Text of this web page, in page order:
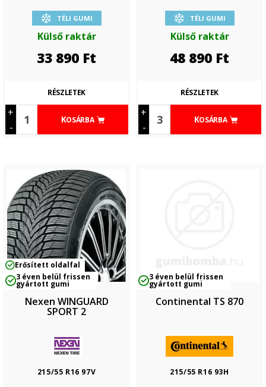
TÉLI GUMI
Külső raktár
33 890 Ft
+
-
KOSÁRBA
RÉSZLETEK
TÉLI GUMI
Külső raktár
48 890 Ft
+
-
KOSÁRBA
RÉSZLETEK
Erősített oldalfal
3 éven belül frissen
gyártott gumi
Nexen WINGUARD
SPORT 2
215/55 R16 97V
3 éven belül frissen
gyártott gumi
Continental TS 870
215/55 R16 93H